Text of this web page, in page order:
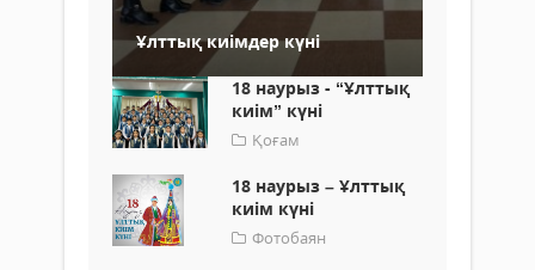
Ұлттық киімдер күні
18 наурыз - “Ұлттық
киім” күні
Қоғам
18 наурыз – Ұлттық
киім күні
Фотобаян